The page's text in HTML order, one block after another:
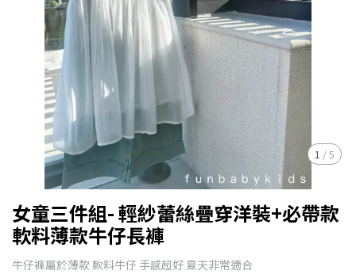
1 /5
女童三件組- 輕紗蕾絲疊穿洋裝+必帶款
軟料薄款牛仔長褲
牛仔褲屬於薄款 軟料牛仔 手感超好 夏天非常適合